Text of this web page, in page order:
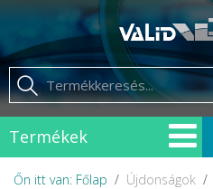
Termékek
Őn itt van: Főlap Újdonságok